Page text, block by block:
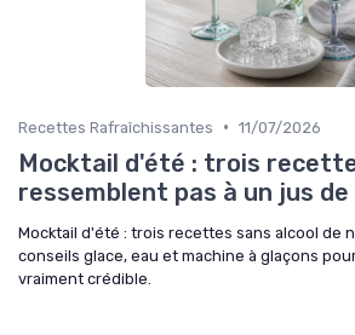
Recettes Rafraîchissantes • 11/07/2026
Mocktail d'été : trois
ressemblent pas à un jus
Mocktail d'été : trois recettes sans alcool de
conseils glace, eau et machine à glaçons
vraiment crédible.